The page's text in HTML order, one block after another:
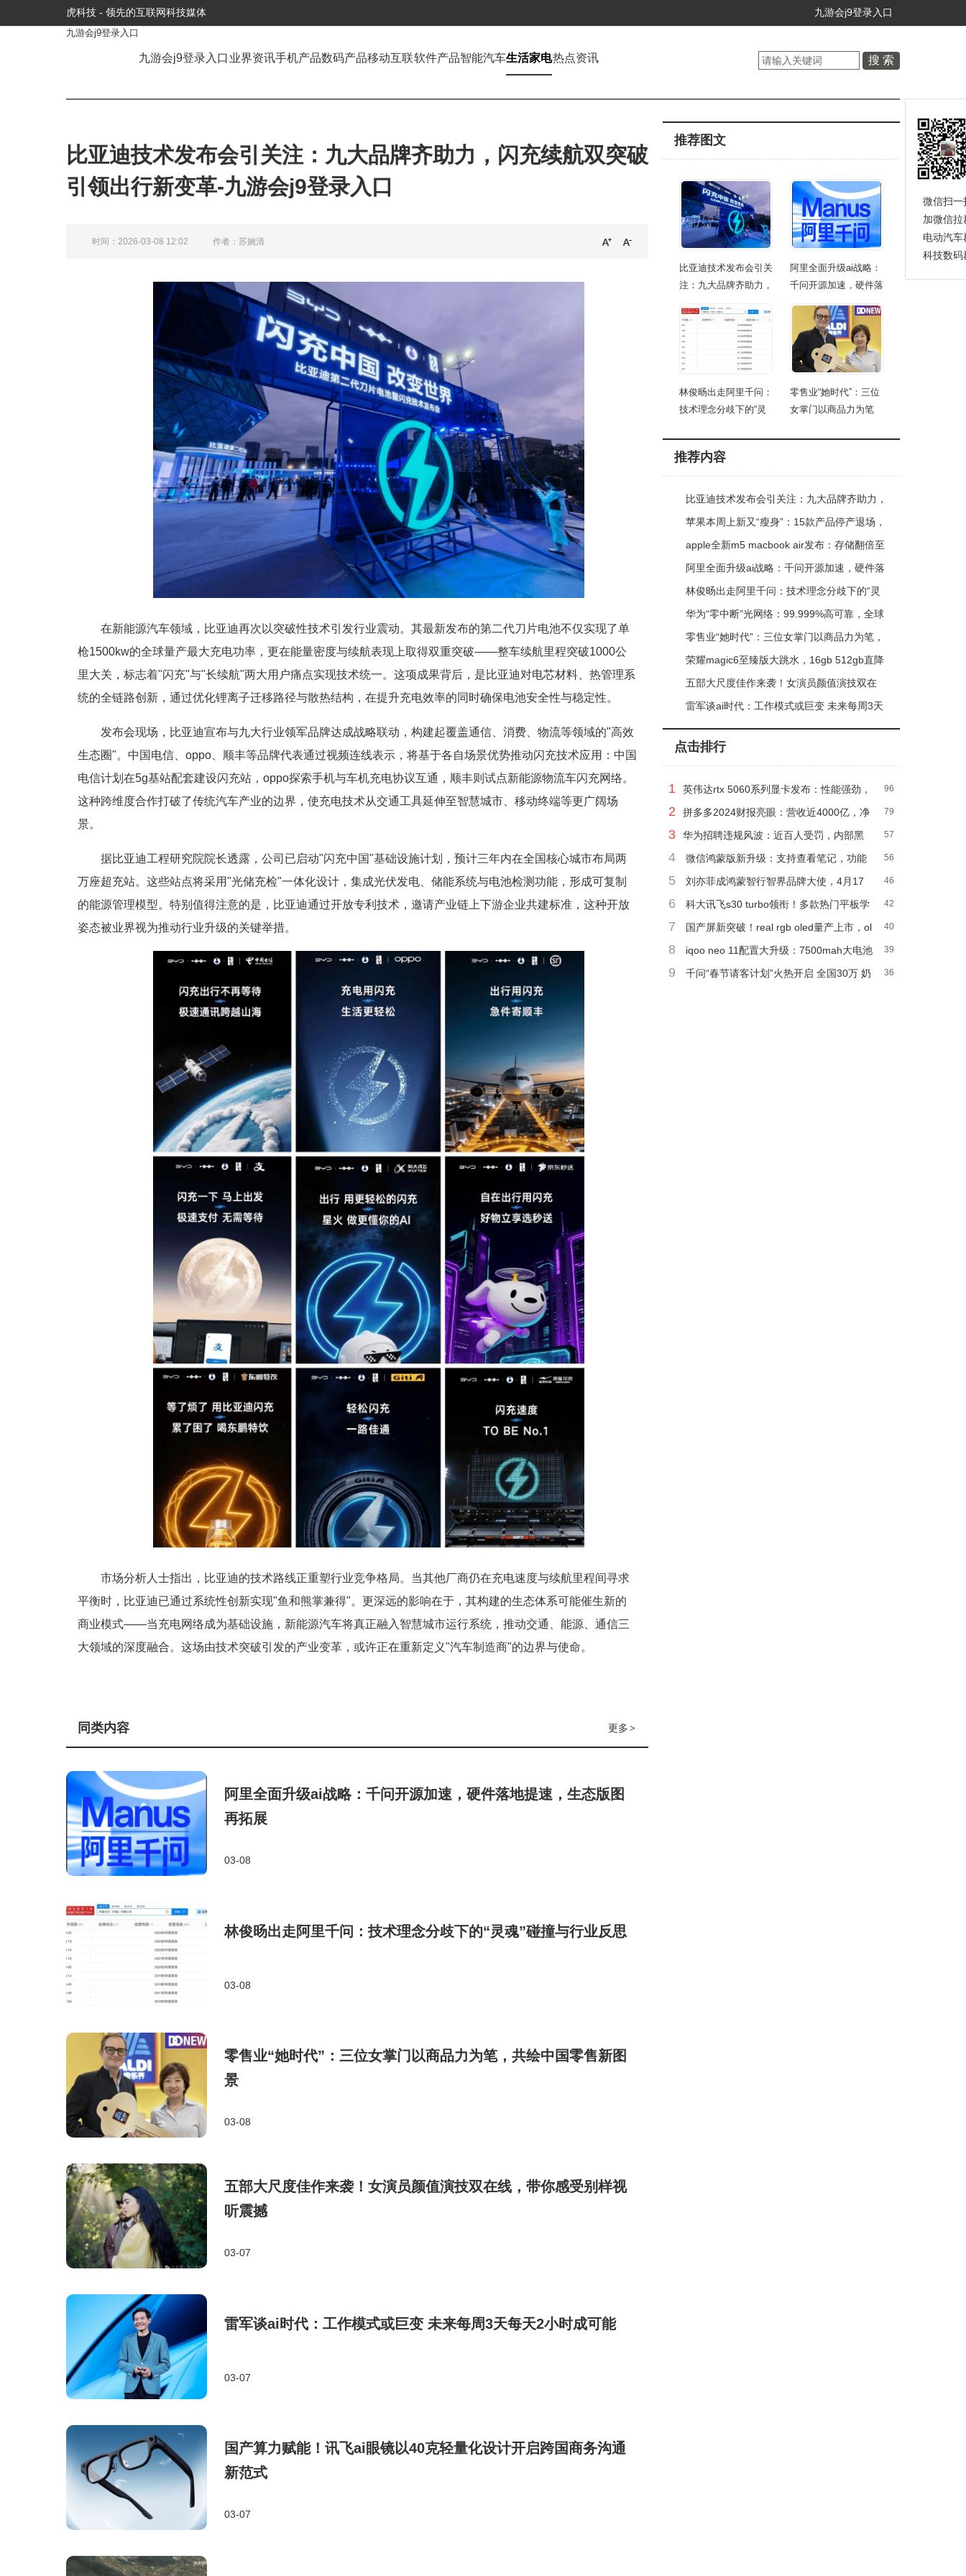
九游会j9登录入口
虎科技 - 领先的互联网科技媒体
九游会j9登录入口
九游会j9登录入口 业界资讯手机产品数码产品移动互联软件产品智能汽车生活家电热点资讯
比亚迪技术发布会引关注：九大品牌齐助力，闪充续航双突破
引领出行新变革-九游会j9登录入口
时间：2026-03-08 12:02 作者：苏婉清
在新能源汽车领域，比亚迪再次以突破性技术引发行业震动。其最新发布的第二代刀片电池不仅实现了单
枪1500kw的全球量产最大充电功率，更在能量密度与续航表现上取得双重突破——整车续航里程突破1000公
里大关，标志着"闪充"与"长续航"两大用户痛点实现技术统一。这项成果背后，是比亚迪对电芯材料、热管理系
统的全链路创新，通过优化锂离子迁移路径与散热结构，在提升充电效率的同时确保电池安全性与稳定性。
发布会现场，比亚迪宣布与九大行业领军品牌达成战略联动，构建起覆盖通信、消费、物流等领域的"高效
生态圈"。中国电信、oppo、顺丰等品牌代表通过视频连线表示，将基于各自场景优势推动闪充技术应用：中国
电信计划在5g基站配套建设闪充站，oppo探索手机与车机充电协议互通，顺丰则试点新能源物流车闪充网络。
这种跨维度合作打破了传统汽车产业的边界，使充电技术从交通工具延伸至智慧城市、移动终端等更广阔场
景。
据比亚迪工程研究院院长透露，公司已启动"闪充中国"基础设施计划，预计三年内在全国核心城市布局两
万座超充站。这些站点将采用"光储充检"一体化设计，集成光伏发电、储能系统与电池检测功能，形成可复制
的能源管理模型。特别值得注意的是，比亚迪通过开放专利技术，邀请产业链上下游企业共建标准，这种开放
姿态被业界视为推动行业升级的关键举措。
市场分析人士指出，比亚迪的技术路线正重塑行业竞争格局。当其他厂商仍在充电速度与续航里程间寻求
平衡时，比亚迪已通过系统性创新实现"鱼和熊掌兼得"。更深远的影响在于，其构建的生态体系可能催生新的
商业模式——当充电网络成为基础设施，新能源汽车将真正融入智慧城市运行系统，推动交通、能源、通信三
大领域的深度融合。这场由技术突破引发的产业变革，或许正在重新定义"汽车制造商"的边界与使命。
更多 >
同类内容
阿里全面升级ai战略：千问开源加速，硬件落地提速，生态版图
再拓展
03-08
林俊旸出走阿里千问：技术理念分歧下的“灵魂”碰撞与行业反思
03-08
零售业“她时代”：三位女掌门以商品力为笔，共绘中国零售新图
景
03-08
五部大尺度佳作来袭！女演员颜值演技双在线，带你感受别样视
听震撼
03-07
雷军谈ai时代：工作模式或巨变 未来每周3天每天2小时成可能
03-07
国产算力赋能！讯飞ai眼镜以40克轻量化设计开启跨国商务沟通
新范式
03-07
推荐图文
比亚迪技术发布会引关
注：九大品牌齐助力，
阿里全面升级ai战略：
千问开源加速，硬件落
林俊旸出走阿里千问：
技术理念分歧下的“灵
零售业“她时代”：三位
女掌门以商品力为笔
推荐内容
比亚迪技术发布会引关注：九大品牌齐助力，
闪充续航双突破引领出行新变革
苹果本周上新又“瘦身”：15款产品停产退场，
新品3月11日正式发售
apple全新m5 macbook air发布：存储翻倍至
512gb起，wi-fi 7与蓝牙6加持
阿里全面升级ai战略：千问开源加速，硬件落
地提速，生态版图再拓展
林俊旸出走阿里千问：技术理念分歧下的“灵
魂”碰撞与行业反思
华为“零中断”光网络：99.999%高可靠，全球
超六十张网部署显实力
零售业“她时代”：三位女掌门以商品力为笔，
共绘中国零售新图景
荣耀magic6至臻版大跳水，16gb 512gb直降
3696元，高端机入手正当时
五部大尺度佳作来袭！女演员颜值演技双在
线，带你感受别样视听震撼
雷军谈ai时代：工作模式或巨变 未来每周3天
每天2小时成可能
点击排行
96
1
英伟达rtx 5060系列显卡发布：性能强劲，
起售价299美元
79
2
拼多多2024财报亮眼：营收近4000亿，净
利润大增八成！
57
3
华为招聘违规风波：近百人受罚，内部黑
产曝光？
56
4
微信鸿蒙版新升级：支持查看笔记，功能
更完善了！
46
5
刘亦菲成鸿蒙智行智界品牌大使，4月17
日品牌之夜等你来见！
42
6
科大讯飞s30 turbo领衔！多款热门平板学
习机功能特色深度对比分析
40
7
国产屏新突破！real rgb oled量产上市，ol
ed显示技术迎来革命？
39
8
iqoo neo 11配置大升级：7500mah大电池
2k直屏，2499元起游戏党福音
36
9
千问“春节请客计划”火热开启 全国30万 奶
微信扫一
加微信拉
电动汽车
科技数码